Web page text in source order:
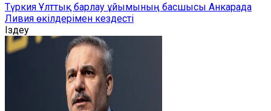
Түркия Ұлттық барлау ұйымының басшысы Анкарада
Ливия өкілдерімен кездесті
Іздеу